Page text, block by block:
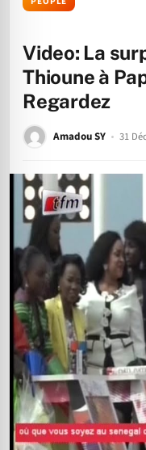
Video: La
Thioune à
Regardez
Amadou SY 31